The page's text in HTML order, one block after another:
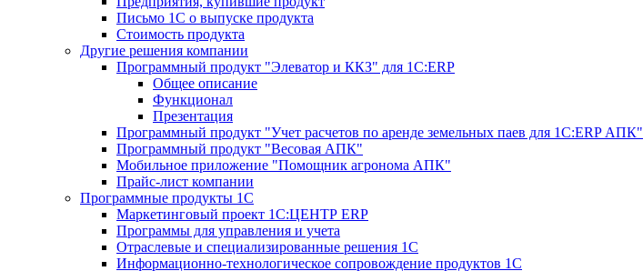
Письмо 1С о выпуске продукта
Стоимость продукта
Другие решения компании
Программный продукт "Элеватор и ККЗ" для 1С:ERP
Общее описание
Функционал
Презентация
Программный продукт "Учет расчетов по аренде земельных паев для 1С:ERP АПК"
Программный продукт "Весовая АПК"
Мобильное приложение "Помощник агронома АПК"
Прайс-лист компании
Программные продукты 1С
Маркетинговый проект 1С:ЦЕНТР ERP
Программы для управления и учета
Отраслевые и специализированные решения 1С
Информационно-технологическое сопровождение продуктов 1С